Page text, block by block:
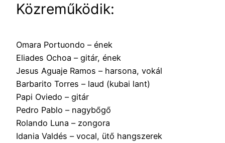
Közreműködik:
Omara Portuondo – ének
Eliades Ochoa – gitár, ének
Jesus Aguaje Ramos – harsona, vokál
Barbarito Torres – laud (kubai lant)
Papi Oviedo – gitár
Pedro Pablo – nagybőgő
Rolando Luna – zongora
Idania Valdés – vocal, ütő hangszerek